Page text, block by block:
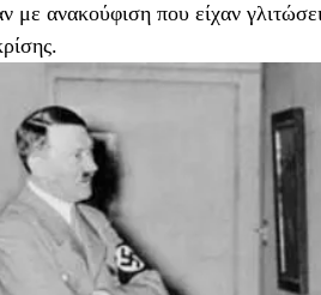
με ανακούφιση που είχαν